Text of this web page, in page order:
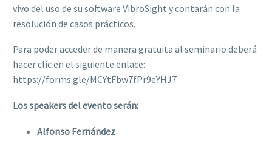
vivo del uso de su software VibroSight y contarán con la
resolución de casos prácticos.
Para poder acceder de manera gratuita al seminario deberá
hacer clic en el siguiente enlace:
https://forms.gle/MCYtFbw7fPr9eYHJ7
Los speakers del evento serán:
Alfonso Fernández